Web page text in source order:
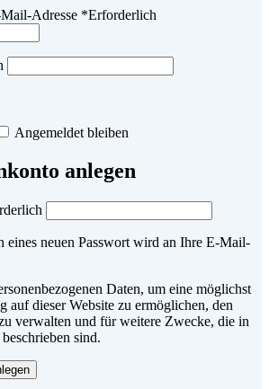
Adresse *Erforderlich
Angemeldet bleiben
anlegen
eines neuen Passwort wird an Ihre E-Mail-
Daten, um eine möglichst
auf dieser Website zu ermöglichen, den
verwalten und für weitere Zwecke, die in
beschrieben sind.